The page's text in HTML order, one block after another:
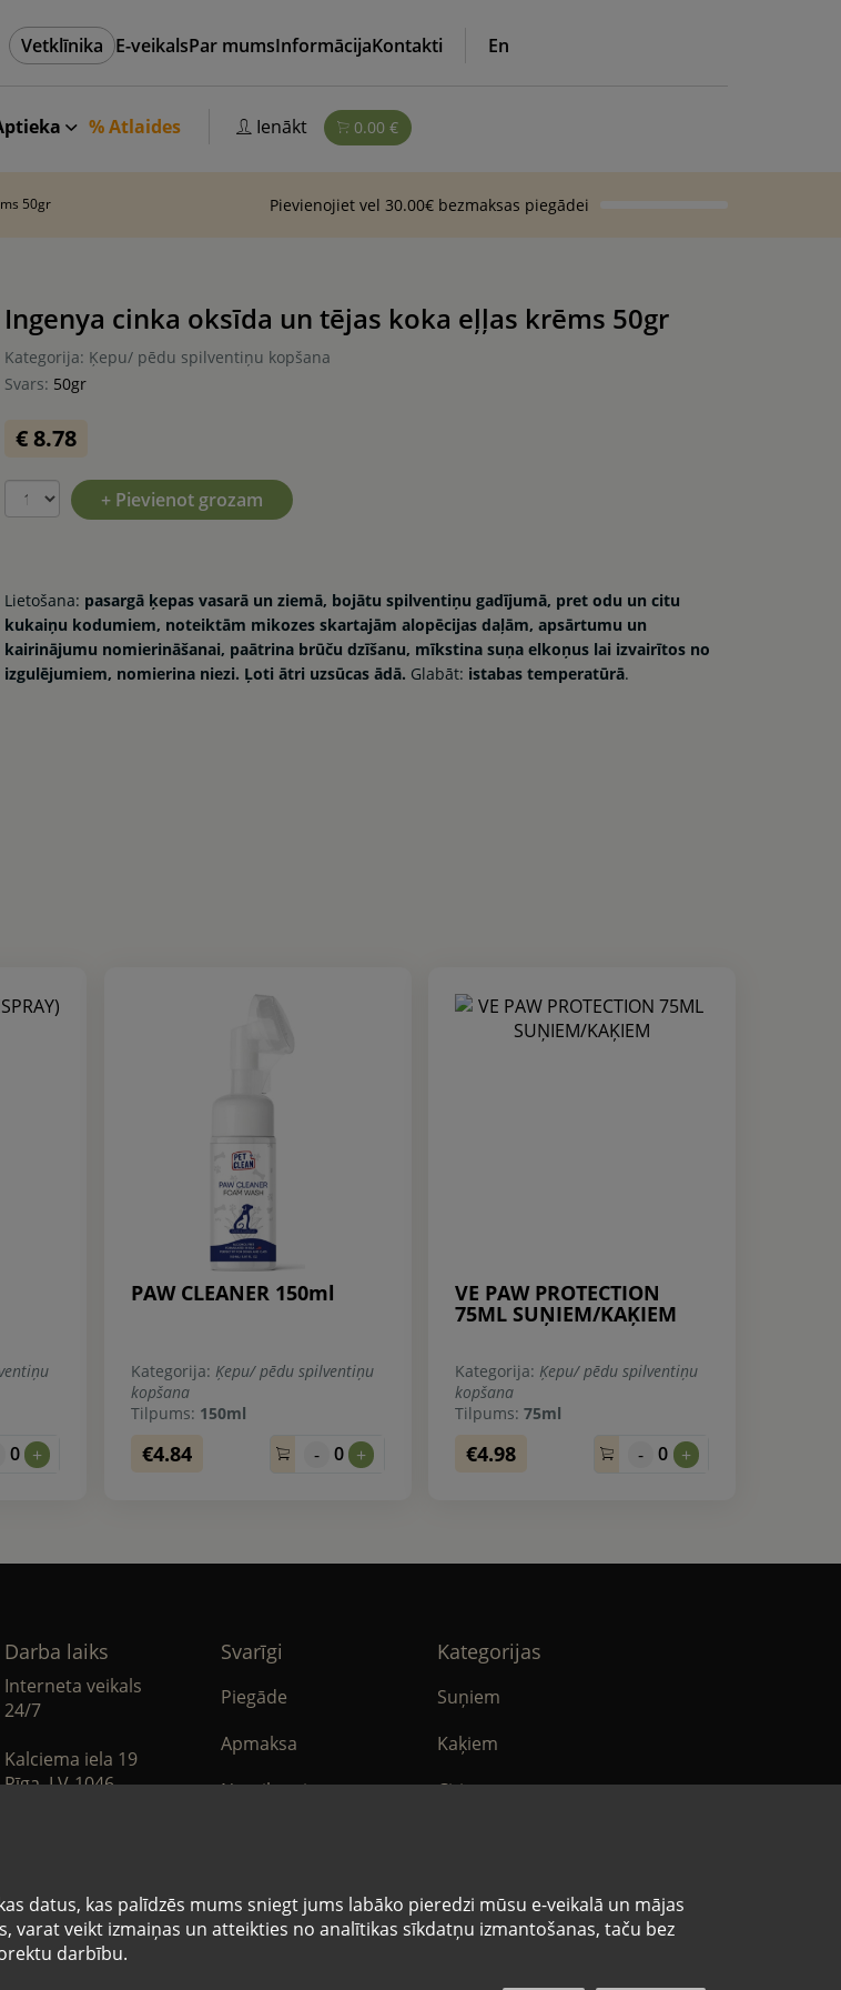
datus, kas palīdzēs mums sniegt jums labāko pieredzi mūsu e-veikalā un mājas
varat veikt izmaiņas un atteikties no analītikas sīkdatņu izmantošanas, taču bez
darbību.
Vetklīnika E-veikalsPar mumsInformācijaKontakti En
% Atlaides Ienākt 0.00 €
Pievienojiet vel 30.00€ bezmaksas piegādei
50gr
Ingenya cinka oksīda un tējas koka eļļas krēms 50gr
Kategorija: Ķepu/ pēdu spilventiņu kopšana
Svars: 50gr
€ 8.78
+ Pievienot grozam
Lietošana: pasargā ķepas vasarā un ziemā, bojātu spilventiņu gadījumā, pret odu un citu
kukaiņu kodumiem, noteiktām mikozes skartajām alopēcijas daļām, apsārtumu un
kairinājumu nomierināšanai, paātrina brūču dzīšanu, mīkstina suņa elkoņus lai izvairītos no
izgulējumiem, nomierina niezi. Ļoti ātri uzsūcas ādā. Glabāt: istabas temperatūrā.
0 +
PAW CLEANER 150ml
Kategorija: Ķepu/ pēdu spilventiņu
kopšana
Tilpums: 150ml
€4.84 - 0 +
VE PAW PROTECTION
75ML SUŅIEM/KAĶIEM
Kategorija: Ķepu/ pēdu spilventiņu
kopšana
Tilpums: 75ml
€4.98 - 0 +
Darba laiks
Interneta veikals
24/7
Kalciema iela 19
Rīga, LV-1046
Svarīgi
Piegāde
Apmaksa
Noteikumi
Kategorijas
Suņiem
Kaķiem
Citi